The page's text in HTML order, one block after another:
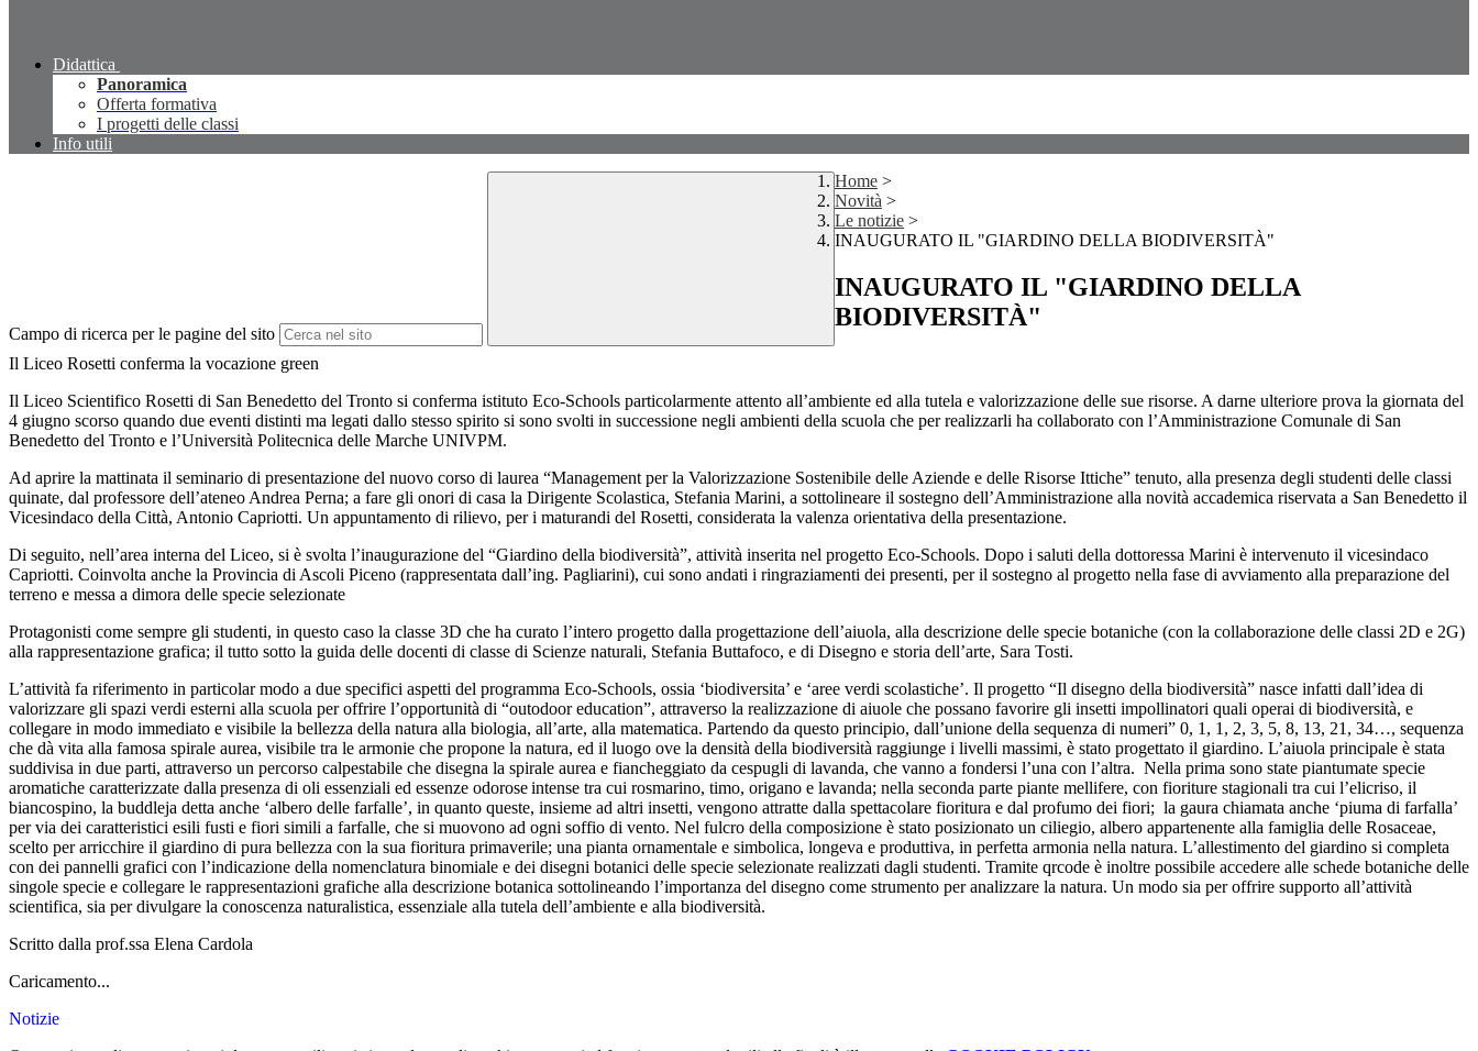
Didattica
Panoramica
Offerta formativa
I progetti delle classi
Info utili
Campo di ricerca per le pagine del sito
Home >
Novità >
Le notizie >
INAUGURATO IL "GIARDINO DELLA BIODIVERSITÀ"
INAUGURATO IL "GIARDINO DELLA
BIODIVERSITÀ"
Il Liceo Rosetti conferma la vocazione green
Il Liceo Scientifico Rosetti di San Benedetto del Tronto si conferma istituto Eco-Schools particolarmente attento all’ambiente ed alla tutela e valorizzazione delle sue risorse. A darne ulteriore prova la giornata del
4 giugno scorso quando due eventi distinti ma legati dallo stesso spirito si sono svolti in successione negli ambienti della scuola che per realizzarli ha collaborato con l’Amministrazione Comunale di San
Benedetto del Tronto e l’Università Politecnica delle Marche UNIVPM.
Ad aprire la mattinata il seminario di presentazione del nuovo corso di laurea “Management per la Valorizzazione Sostenibile delle Aziende e delle Risorse Ittiche” tenuto, alla presenza degli studenti delle classi
quinate, dal professore dell’ateneo Andrea Perna; a fare gli onori di casa la Dirigente Scolastica, Stefania Marini, a sottolineare il sostegno dell’Amministrazione alla novità accademica riservata a San Benedetto il
Vicesindaco della Città, Antonio Capriotti. Un appuntamento di rilievo, per i maturandi del Rosetti, considerata la valenza orientativa della presentazione.
Di seguito, nell’area interna del Liceo, si è svolta l’inaugurazione del “Giardino della biodiversità”, attività inserita nel progetto Eco-Schools. Dopo i saluti della dottoressa Marini è intervenuto il vicesindaco
Capriotti. Coinvolta anche la Provincia di Ascoli Piceno (rappresentata dall’ing. Pagliarini), cui sono andati i ringraziamenti dei presenti, per il sostegno al progetto nella fase di avviamento alla preparazione del
terreno e messa a dimora delle specie selezionate
Protagonisti come sempre gli studenti, in questo caso la classe 3D che ha curato l’intero progetto dalla progettazione dell’aiuola, alla descrizione delle specie botaniche (con la collaborazione delle classi 2D e 2G)
alla rappresentazione grafica; il tutto sotto la guida delle docenti di classe di Scienze naturali, Stefania Buttafoco, e di Disegno e storia dell’arte, Sara Tosti.
L’attività fa riferimento in particolar modo a due specifici aspetti del programma Eco-Schools, ossia ‘biodiversita’ e ‘aree verdi scolastiche’. Il progetto “Il disegno della biodiversità” nasce infatti dall’idea di
valorizzare gli spazi verdi esterni alla scuola per offrire l’opportunità di “outodoor education”, attraverso la realizzazione di aiuole che possano favorire gli insetti impollinatori quali operai di biodiversità, e
collegare in modo immediato e visibile la bellezza della natura alla biologia, all’arte, alla matematica. Partendo da questo principio, dall’unione della sequenza di numeri” 0, 1, 1, 2, 3, 5, 8, 13, 21, 34…, sequenza
che dà vita alla famosa spirale aurea, visibile tra le armonie che propone la natura, ed il luogo ove la densità della biodiversità raggiunge i livelli massimi, è stato progettato il giardino. L’aiuola principale è stata
suddivisa in due parti, attraverso un percorso calpestabile che disegna la spirale aurea e fiancheggiato da cespugli di lavanda, che vanno a fondersi l’una con l’altra. Nella prima sono state piantumate specie
aromatiche caratterizzate dalla presenza di oli essenziali ed essenze odorose intense tra cui rosmarino, timo, origano e lavanda; nella seconda parte piante mellifere, con fioriture stagionali tra cui l’elicriso, il
biancospino, la buddleja detta anche ‘albero delle farfalle’, in quanto queste, insieme ad altri insetti, vengono attratte dalla spettacolare fioritura e dal profumo dei fiori; la gaura chiamata anche ‘piuma di farfalla’
per via dei caratteristici esili fusti e fiori simili a farfalle, che si muovono ad ogni soffio di vento. Nel fulcro della composizione è stato posizionato un ciliegio, albero appartenente alla famiglia delle Rosaceae,
scelto per arricchire il giardino di pura bellezza con la sua fioritura primaverile; una pianta ornamentale e simbolica, longeva e produttiva, in perfetta armonia nella natura. L’allestimento del giardino si completa
con dei pannelli grafici con l’indicazione della nomenclatura binomiale e dei disegni botanici delle specie selezionate realizzati dagli studenti. Tramite qrcode è inoltre possibile accedere alle schede botaniche delle
singole specie e collegare le rappresentazioni grafiche alla descrizione botanica sottolineando l’importanza del disegno come strumento per analizzare la natura. Un modo sia per offrire supporto all’attività
scientifica, sia per divulgare la conoscenza naturalistica, essenziale alla tutela dell’ambiente e alla biodiversità.
Scritto dalla prof.ssa Elena Cardola
Caricamento...
Notizie